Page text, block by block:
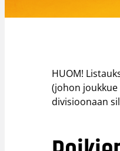
HUOM!
(johon
divisioonaan